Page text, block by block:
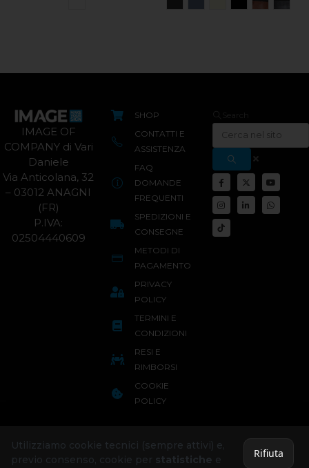
IMAGE OF
COMPANY di Vari
Daniele
Via Anticolana, 32
– 03012 ANAGNI
(FR)
P.IVA:
02504440609
SHOP
CONTATTI E
ASSISTENZA
FAQ
DOMANDE
FREQUENTI
SPEDIZIONI E
CONSEGNE
METODI DI
PAGAMENTO
PRIVACY
POLICY
TERMINI E
CONDIZIONI
RESI E
RIMBORSI
COOKIE
POLICY
Utilizziamo cookie tecnici (sempre attivi) e,
previo consenso, cookie per statistiche e Rifiuta